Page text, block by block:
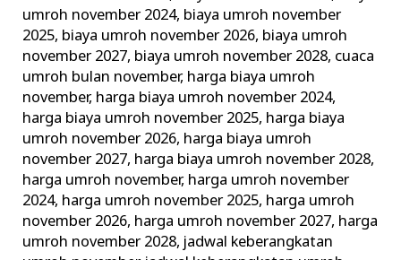
umroh november 2024, biaya umroh november
2025, biaya umroh november 2026, biaya umroh
november 2027, biaya umroh november 2028, cuaca
umroh bulan november, harga biaya umroh
november, harga biaya umroh november 2024,
harga biaya umroh november 2025, harga biaya
umroh november 2026, harga biaya umroh
november 2027, harga biaya umroh november 2028,
harga umroh november, harga umroh november
2024, harga umroh november 2025, harga umroh
november 2026, harga umroh november 2027, harga
umroh november 2028, jadwal keberangkatan